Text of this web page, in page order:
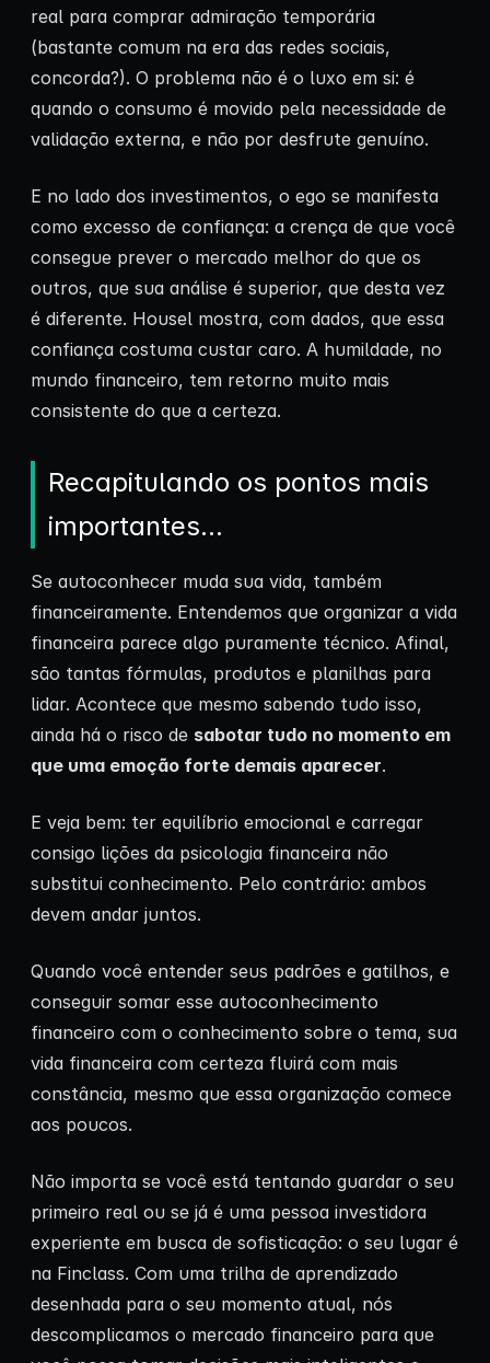
real para comprar admiração temporária
(bastante comum na era das redes sociais,
concorda?). O problema não é o luxo em si: é
quando o consumo é movido pela necessidade de
validação externa, e não por desfrute genuíno.
E no lado dos investimentos, o ego se manifesta
como excesso de confiança: a crença de que você
consegue prever o mercado melhor do que os
outros, que sua análise é superior, que desta vez
é diferente. Housel mostra, com dados, que essa
confiança costuma custar caro. A humildade, no
mundo financeiro, tem retorno muito mais
consistente do que a certeza.
Recapitulando os pontos mais
importantes…
Se autoconhecer muda sua vida, também
financeiramente. Entendemos que organizar a vida
financeira parece algo puramente técnico. Afinal,
são tantas fórmulas, produtos e planilhas para
lidar. Acontece que mesmo sabendo tudo isso,
ainda há o risco de sabotar tudo no momento em
que uma emoção forte demais aparecer.
E veja bem: ter equilíbrio emocional e carregar
consigo lições da psicologia financeira não
substitui conhecimento. Pelo contrário: ambos
devem andar juntos.
Quando você entender seus padrões e gatilhos, e
conseguir somar esse autoconhecimento
financeiro com o conhecimento sobre o tema, sua
vida financeira com certeza fluirá com mais
constância, mesmo que essa organização comece
aos poucos.
Não importa se você está tentando guardar o seu
primeiro real ou se já é uma pessoa investidora
experiente em busca de sofisticação: o seu lugar é
na Finclass. Com uma trilha de aprendizado
desenhada para o seu momento atual, nós
descomplicamos o mercado financeiro para que